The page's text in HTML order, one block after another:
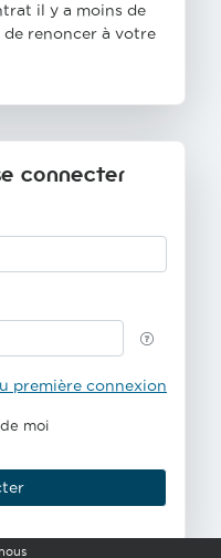
il y a moins de
renoncer à votre
connecter
première connexion
moi